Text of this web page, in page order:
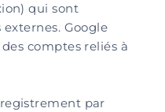
qui sont
externes. Google
comptes reliés à
par